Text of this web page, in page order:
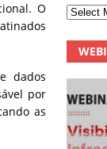
O
dados
por
as